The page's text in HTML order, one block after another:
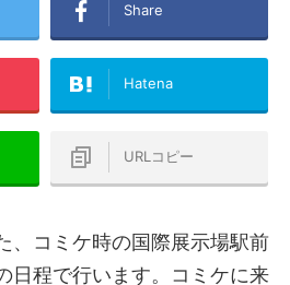
Share
Hatena
URLコピー
、コミケ時の国際展示場駅前
日程で行います。コミケに来